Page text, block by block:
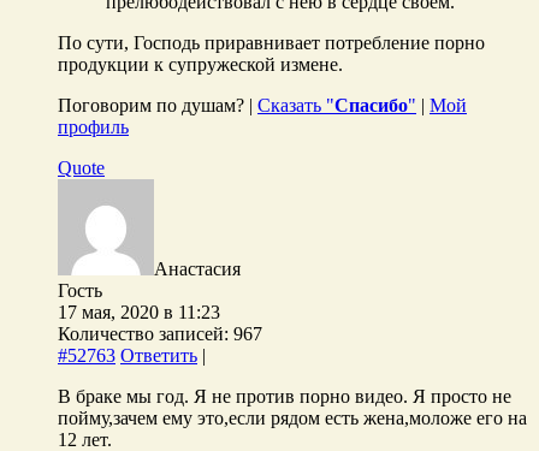
По сути, Господь приравнивает потребление порно
продукции к супружеской измене.
Поговорим по душам? | Сказать "Спасибо" | Мой
профиль
Quote
Анастасия
Гость
17 мая, 2020 в 11:23
Количество записей: 967
#52763 Ответить |
В браке мы год. Я не против порно видео. Я просто не
пойму,зачем ему это,если рядом есть жена,моложе его на
12 лет.